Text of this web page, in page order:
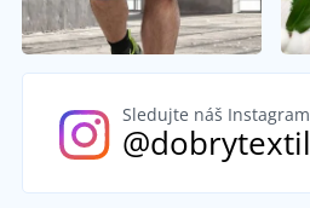
Sledujte náš Instagram
@dobrytextil